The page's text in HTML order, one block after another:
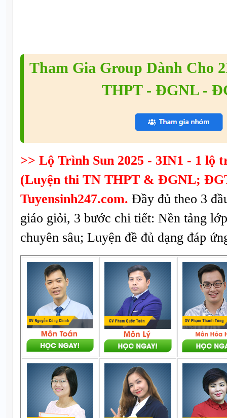
Tham Gia Group Dành Cho
THPT - ĐGNL -
>> Lộ Trình Sun 2025 - 3IN1 - 1 lộ
(Luyện thi TN THPT & ĐGNL;
Tuyensinh247.com. Đầy đủ theo 3
giáo giỏi, 3 bước chi tiết: Nền tảng
chuyên sâu; Luyện đề đủ dạng đáp